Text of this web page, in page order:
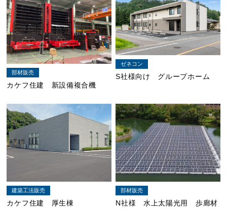
部材販売
カケフ住建 新設備複合機
ゼネコン
S社様向け グループホーム
建築工法販売
カケフ住建 厚生棟
部材販売
N社様 水上太陽光用 歩廊材